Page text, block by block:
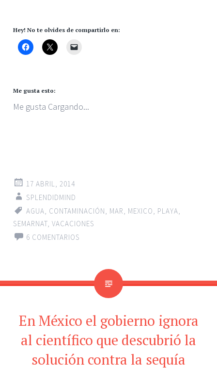
Hey! No te olvides de compartirlo en:
Me gusta esto:
Me gusta Cargando...
17 ABRIL, 2014
SPLENDIDMIND
AGUA CONTAMINACIÓN MAR MEXICO PLAYA
SEMARNAT VACACIONES
6 COMENTARIOS
En México el gobierno ignora
al científico que descubrió la
solución contra la sequía